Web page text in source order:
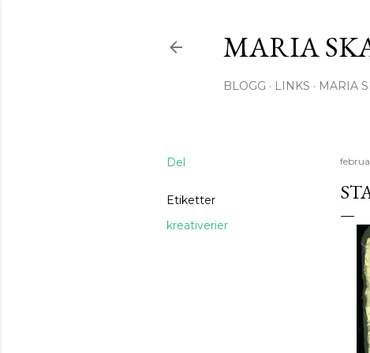
MARIA
BLOGG LINKS MARIA
Del
Etiketter
kreativerier